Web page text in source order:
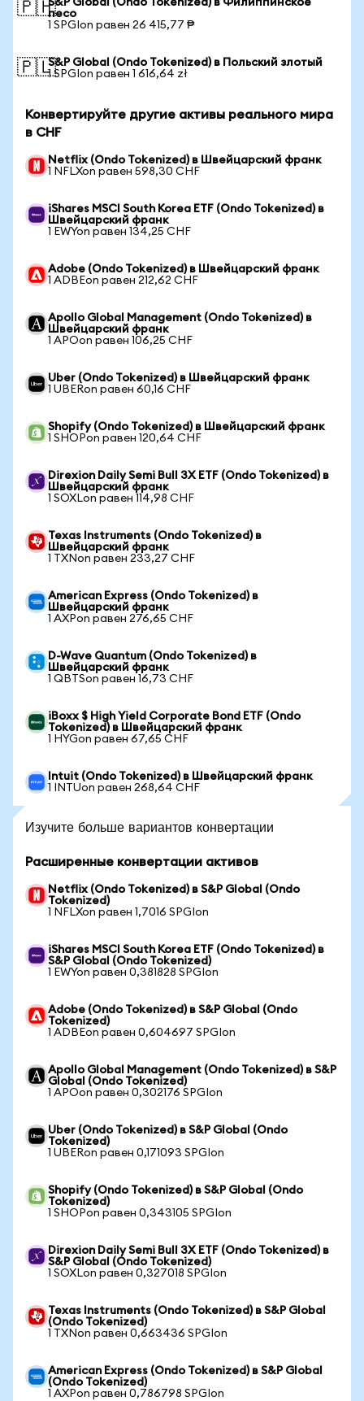
🇵🇭S&P Global (Ondo Tokenized) в Филиппинское
песо
1 SPGIon равен 26 415,77 ₱
🇵🇱S&P Global (Ondo Tokenized) в Польский злотый
1 SPGIon равен 1 616,64 zł
Конвертируйте другие активы реального мира
в CHF
Netflix (Ondo Tokenized) в Швейцарский франк
1 NFLXon равен 598,30 CHF
iShares MSCI South Korea ETF (Ondo Tokenized) в
Швейцарский франк
1 EWYon равен 134,25 CHF
Adobe (Ondo Tokenized) в Швейцарский франк
1 ADBEon равен 212,62 CHF
Apollo Global Management (Ondo Tokenized) в
Швейцарский франк
1 APOon равен 106,25 CHF
Uber (Ondo Tokenized) в Швейцарский франк
1 UBERon равен 60,16 CHF
Shopify (Ondo Tokenized) в Швейцарский франк
1 SHOPon равен 120,64 CHF
Direxion Daily Semi Bull 3X ETF (Ondo Tokenized) в
Швейцарский франк
1 SOXLon равен 114,98 CHF
Texas Instruments (Ondo Tokenized) в
Швейцарский франк
1 TXNon равен 233,27 CHF
American Express (Ondo Tokenized) в
Швейцарский франк
1 AXPon равен 276,65 CHF
D-Wave Quantum (Ondo Tokenized) в
Швейцарский франк
1 QBTSon равен 16,73 CHF
iBoxx $ High Yield Corporate Bond ETF (Ondo
Tokenized) в Швейцарский франк
1 HYGon равен 67,65 CHF
Intuit (Ondo Tokenized) в Швейцарский франк
1 INTUon равен 268,64 CHF
Изучите больше вариантов конвертации
Расширенные конвертации активов
Netflix (Ondo Tokenized) в S&P Global (Ondo
Tokenized)
1 NFLXon равен 1,7016 SPGIon
iShares MSCI South Korea ETF (Ondo Tokenized) в
S&P Global (Ondo Tokenized)
1 EWYon равен 0,381828 SPGIon
Adobe (Ondo Tokenized) в S&P Global (Ondo
Tokenized)
1 ADBEon равен 0,604697 SPGIon
Apollo Global Management (Ondo Tokenized) в S&P
Global (Ondo Tokenized)
1 APOon равен 0,302176 SPGIon
Uber (Ondo Tokenized) в S&P Global (Ondo
Tokenized)
1 UBERon равен 0,171093 SPGIon
Shopify (Ondo Tokenized) в S&P Global (Ondo
Tokenized)
1 SHOPon равен 0,343105 SPGIon
Direxion Daily Semi Bull 3X ETF (Ondo Tokenized) в
S&P Global (Ondo Tokenized)
1 SOXLon равен 0,327018 SPGIon
Texas Instruments (Ondo Tokenized) в S&P Global
(Ondo Tokenized)
1 TXNon равен 0,663436 SPGIon
American Express (Ondo Tokenized) в S&P Global
(Ondo Tokenized)
1 AXPon равен 0,786798 SPGIon